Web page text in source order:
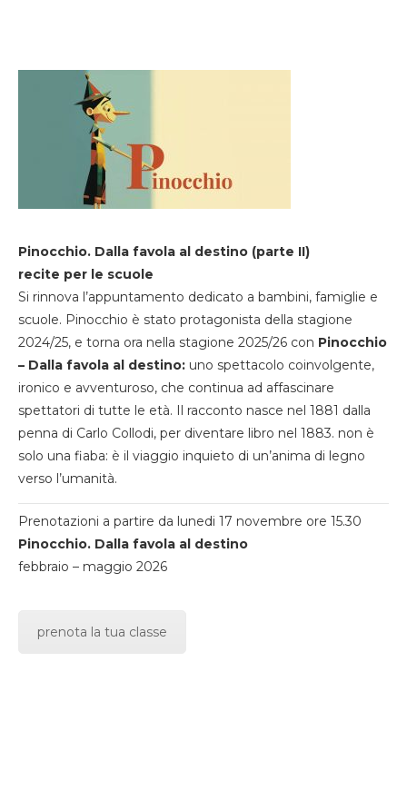
Pinocchio. Dalla favola al destino (parte II)
recite per le scuole
Si rinnova l’appuntamento dedicato a bambini, famiglie e
scuole. Pinocchio è stato protagonista della stagione
2024/25, e torna ora nella stagione 2025/26 con Pinocchio
– Dalla favola al destino: uno spettacolo coinvolgente,
ironico e avventuroso, che continua ad affascinare
spettatori di tutte le età. Il racconto nasce nel 1881 dalla
penna di Carlo Collodi, per diventare libro nel 1883. non è
solo una fiaba: è il viaggio inquieto di un’anima di legno
verso l’umanità.
Prenotazioni a partire da lunedi 17 novembre ore 15.30
Pinocchio. Dalla favola al destino
febbraio – maggio 2026
prenota la tua classe